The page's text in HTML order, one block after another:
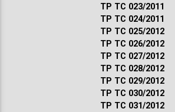
ТР ТС 023/2011
ТР ТС 024/2011
ТР ТС 025/2012
ТР ТС 026/2012
ТР ТС 027/2012
ТР ТС 028/2012
ТР ТС 029/2012
ТР ТС 030/2012
ТР ТС 031/2012